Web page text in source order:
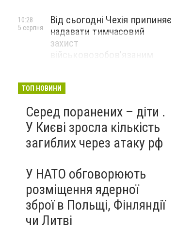
Від сьогодні Чехія припиняє
надавати тимчасовий
захист
військовозобов’язаним
10:28
5 серпня
ТОП НОВИНИ
Серед поранених – діти .
У Києві зросла кількість
загиблих через атаку рф
У НАТО обговорюють
розміщення ядерної
зброї в Польщі, Фінляндії
чи Литві